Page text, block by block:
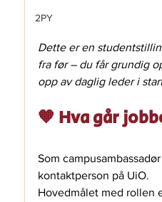
2PY
Dette er en
fra før – du får grundig
opp av daglig leder i
🧡 Hva går
Som
kontaktperson på UiO.
Hovedmålet med rollen